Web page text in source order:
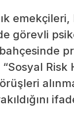
görevli
Risk